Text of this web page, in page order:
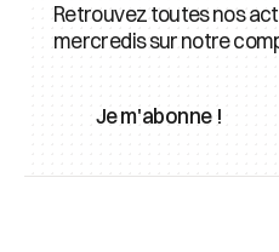
Retrouvez toutes nos
mercredis sur notre
Je m'abonne !